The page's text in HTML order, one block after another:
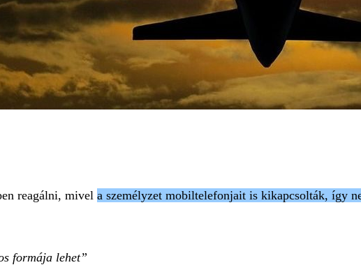
reagálni, mivel a személyzet mobiltelefonjait is kikapcsolták, így
formája lehet